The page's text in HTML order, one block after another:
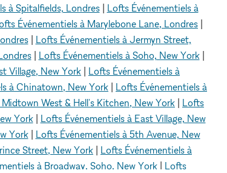
à Spitalfields, Londres| Lofts Événementiels à
Événementiels à Marylebone Lane, Londres
| Lofts Événementiels à Jermyn Street,
| Lofts Événementiels à Soho, New York|
Village, New York
Lofts Événementiels à
à Chinatown, New York
Lofts Événementiels à
West & Hell's Kitchen, New York
Lofts
York| Lofts Événementiels à East Village, New
York| Lofts Événementiels à 5th Avenue, New
Street, New York
Lofts Événementiels à
à Broadway, Soho, New York| Lofts